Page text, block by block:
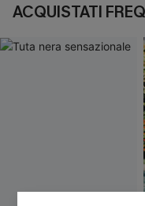
ACQUISTATI